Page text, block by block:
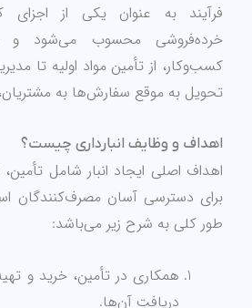
فرآیند به عنوان یکی از اجزای
خرده‌فروشی محسوب می‌شود و
کسب‌وکار، از تأمین مواد اولیه تا
تحویل به موقع سفارش‌ها به مشتریان،
اهداف و وظایف انبارداری چیست؟
اهداف اصلی ایجاد انبار شامل تأمین،
برای دسترسی آسان مصرف‌کنندگان
طور کلی به شرح زیر می‌باشد:
همکاری در تأمین، خرید و
دریافت آن‌ها.